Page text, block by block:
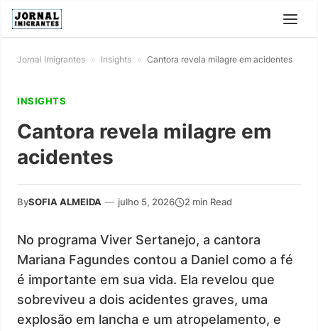
Jornal Imigrantes » Insights » Cantora revela milagre em acidentes
INSIGHTS
Cantora revela milagre em
acidentes
BySOFIA ALMEIDA — julho 5, 2026 2 min Read
No programa Viver Sertanejo, a cantora
Mariana Fagundes contou a Daniel como a fé
é importante em sua vida. Ela revelou que
sobreviveu a dois acidentes graves, uma
explosão em lancha e um atropelamento, e